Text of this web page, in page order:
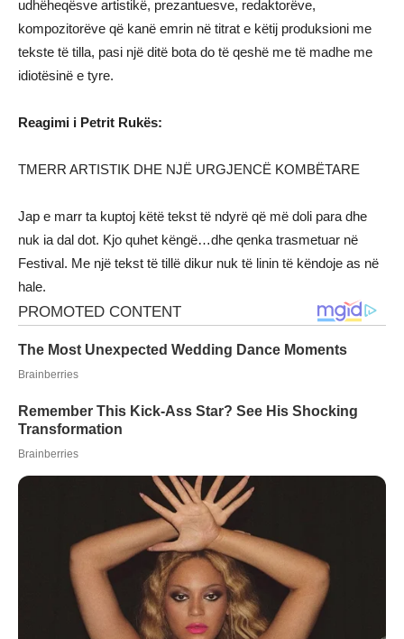
udhëheqësve artistikë, prezantuesve, redaktorëve,
kompozitorëve që kanë emrin në titrat e këtij produksioni me
tekste të tilla, pasi një ditë bota do të qeshë me të madhe me
idiotësinë e tyre.
Reagimi i Petrit Rukës:
TMERR ARTISTIK DHE NJË URGJENCË KOMBËTARE
Jap e marr ta kuptoj këtë tekst të ndyrë që më doli para dhe
nuk ia dal dot. Kjo quhet këngë…dhe qenka trasmetuar në
Festival. Me një tekst të tillë dikur nuk të linin të këndoje as në
hale.